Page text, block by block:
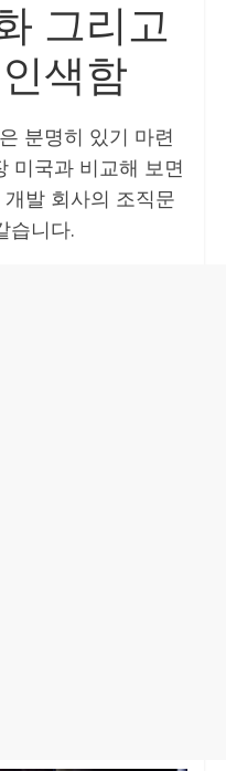
그리고
색함
분명히 있기 마련
미국과 비교해 보면
발 회사의 조직문
습니다.